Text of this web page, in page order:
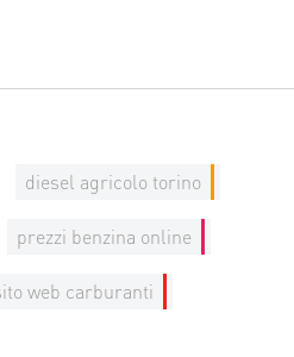
diesel agricolo torino
prezzi benzina online
web carburanti